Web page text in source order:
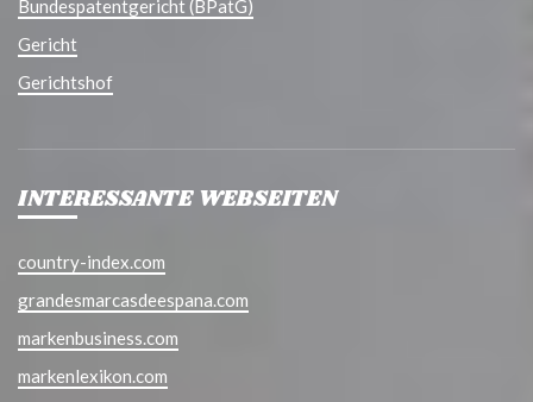
Bundespatentgericht (BPatG)
Gericht
Gerichtshof
INTERESSANTE WEBSEITEN
country-index.com
grandesmarcasdeespana.com
markenbusiness.com
markenlexikon.com